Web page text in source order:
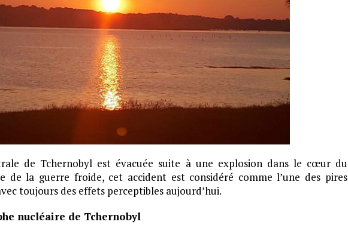
de Tchernobyl est évacuée suite à une explosion dans le cœur du
de la guerre froide, cet accident est considéré comme l’une des pires
toujours des effets perceptibles aujourd’hui.
nucléaire de Tchernobyl